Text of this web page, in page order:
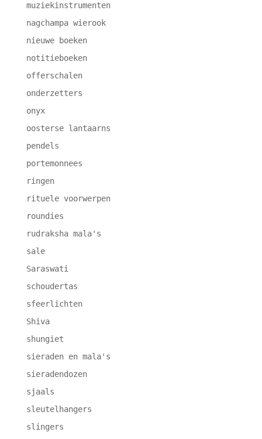
muziekinstrumenten
nagchampa wierook
nieuwe boeken
notitieboeken
offerschalen
onderzetters
onyx
oosterse lantaarns
pendels
portemonnees
ringen
rituele voorwerpen
roundies
rudraksha mala's
sale
Saraswati
schoudertas
sfeerlichten
Shiva
shungiet
sieraden en mala's
sieradendozen
sjaals
sleutelhangers
slingers